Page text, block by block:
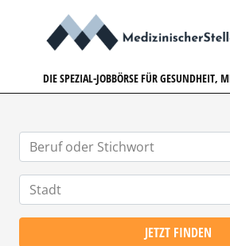
DIE SPEZIAL-JOBBÖRSE FÜR GESUNDHEIT,
JETZT FINDEN